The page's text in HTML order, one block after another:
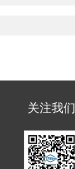
关注我们